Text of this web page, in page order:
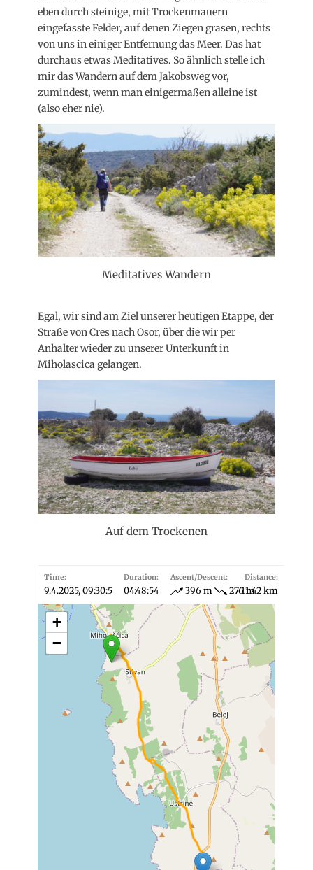
eben durch steinige, mit Trockenmauern
eingefasste Felder, auf denen Ziegen grasen, rechts
von uns in einiger Entfernung das Meer. Das hat
durchaus etwas Meditatives. So ähnlich stelle ich
mir das Wandern auf dem Jakobsweg vor,
zumindest, wenn man einigermaßen alleine ist
(also eher nie).
Meditatives Wandern
Egal, wir sind am Ziel unserer heutigen Etappe, der
Straße von Cres nach Osor, über die wir per
Anhalter wieder zu unserer Unterkunft in
Miholascica gelangen.
Auf dem Trockenen
Time:
9.4.2025, 09:30:5
Duration:
04:48:54
Ascent/Descent:
396 m 276 m
Distance:
11.42 km
+
−